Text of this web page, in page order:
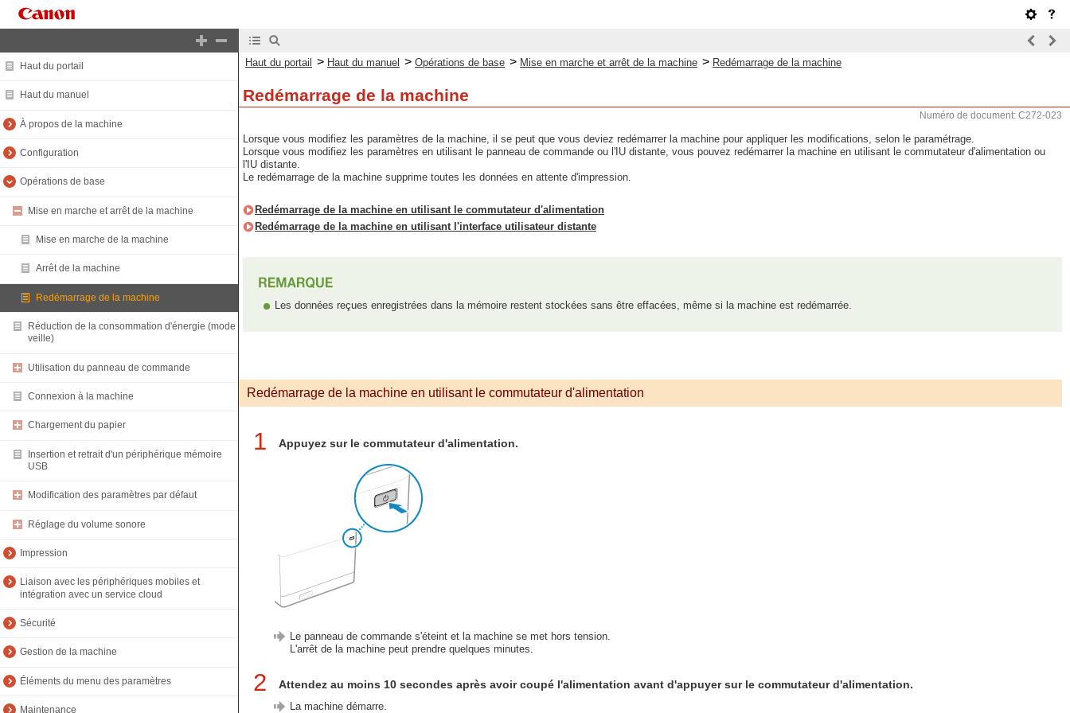
Haut du portail
Haut du manuel
À propos de la machine
Configuration
Opérations de base
Mise en marche et arrêt de la machine
Mise en marche de la machine
Arrêt de la machine
Redémarrage de la machine
Réduction de la consommation d'énergie (mode
veille)
Utilisation du panneau de commande
Connexion à la machine
Chargement du papier
Insertion et retrait d'un périphérique mémoire
USB
Modification des paramètres par défaut
Réglage du volume sonore
Impression
Liaison avec les périphériques mobiles et
intégration avec un service cloud
Sécurité
Gestion de la machine
Éléments du menu des paramètres
Maintenance
Haut du portail > Haut du manuel > Opérations de base > Mise en marche et arrêt de la machine > Redémarrage de la machine
Redémarrage de la machine
Numéro de document: C272-023
Lorsque vous modifiez les paramètres de la machine, il se peut que vous deviez redémarrer la machine pour appliquer les modifications, selon le paramétrage.
Lorsque vous modifiez les paramètres en utilisant le panneau de commande ou l'IU distante, vous pouvez redémarrer la machine en utilisant le commutateur d'alimentation ou
l'IU distante.
Le redémarrage de la machine supprime toutes les données en attente d'impression.
Redémarrage de la machine en utilisant le commutateur d'alimentation
Redémarrage de la machine en utilisant l'interface utilisateur distante
Les données reçues enregistrées dans la mémoire restent stockées sans être effacées, même si la machine est redémarrée.
Redémarrage de la machine en utilisant le commutateur d'alimentation
1 Appuyez sur le commutateur d'alimentation.
Le panneau de commande s'éteint et la machine se met hors tension.
L'arrêt de la machine peut prendre quelques minutes.
2 Attendez au moins 10 secondes après avoir coupé l'alimentation avant d'appuyer sur le commutateur d'alimentation.
La machine démarre.